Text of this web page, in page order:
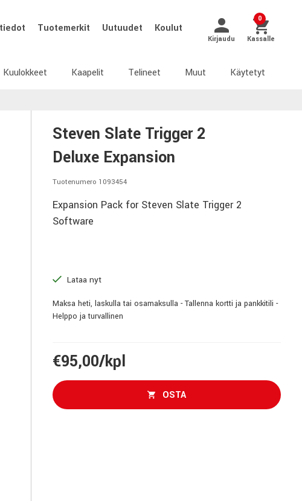
Tuotemerkit Uutuudet Koulut
Kirjaudu
0
Kassalle
Kuulokkeet Kaapelit Telineet Muut Käytetyt
Steven Slate Trigger 2
Deluxe Expansion
Tuotenumero 1093454
Expansion Pack for Steven Slate Trigger 2
Software
Lataa nyt
Maksa heti, laskulla tai osamaksulla - Tallenna kortti ja pankkitili -
Helppo ja turvallinen
€95,00/kpl
OSTA